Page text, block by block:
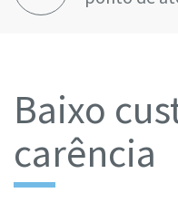
Baixo
carência